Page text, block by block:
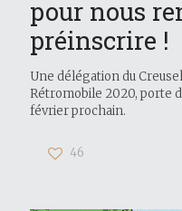
pour nous
préinscrire !
Une délégation du
Rétromobile 2020, porte
février prochain.
46